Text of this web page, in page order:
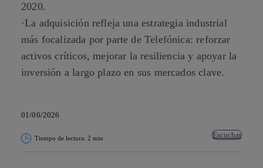
2020.
·La adquisición refleja una estrategia industrial
más focalizada por parte de Telefónica: reforzar
activos críticos, mejorar la resiliencia y apoyar la
inversión a largo plazo en sus mercados clave.
01/06/2026
Tiempo de lectura: 2 min Escuchar